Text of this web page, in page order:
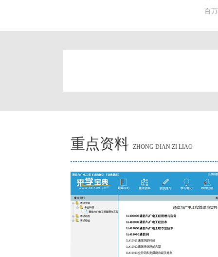
百
重点资料 ZHONG DIAN ZI LIAO